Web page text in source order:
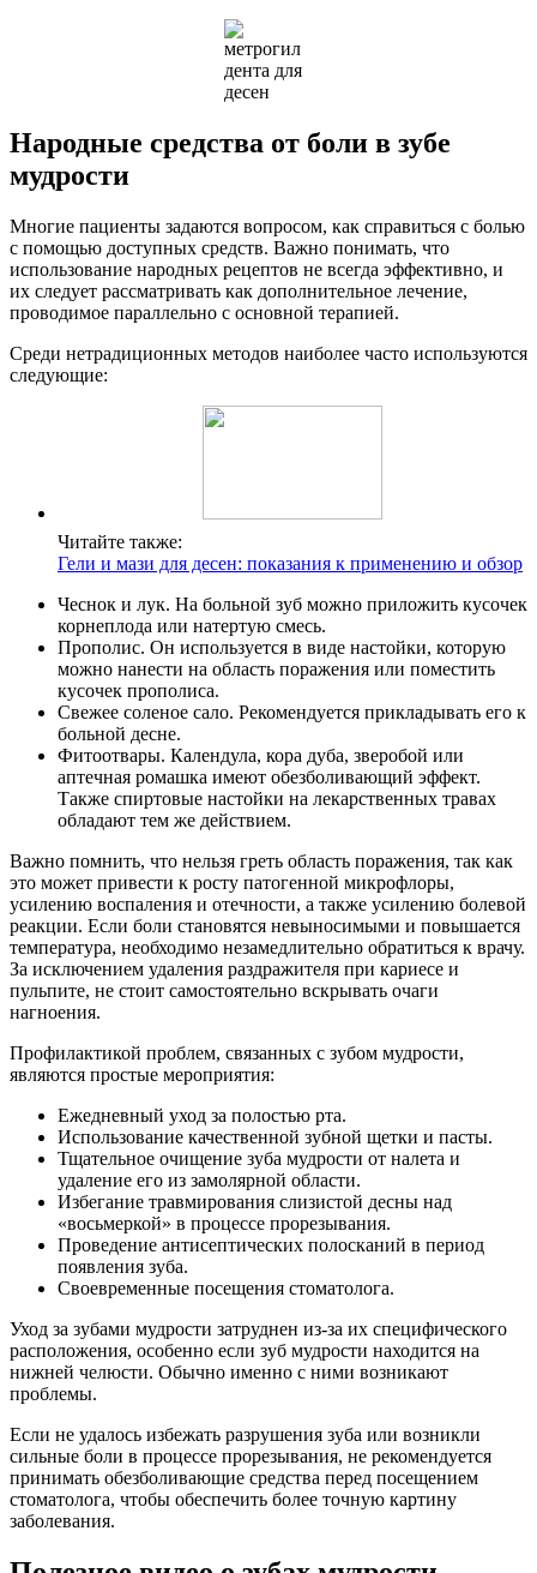
Народные средства от боли в зубе
мудрости
Многие пациенты задаются вопросом, как справиться с болью
с помощью доступных средств. Важно понимать, что
использование народных рецептов не всегда эффективно, и
их следует рассматривать как дополнительное лечение,
проводимое параллельно с основной терапией.
Среди нетрадиционных методов наиболее часто используются
следующие:
Читайте также:
Гели и мази для десен: показания к применению и обзор
Чеснок и лук. На больной зуб можно приложить кусочек
корнеплода или натертую смесь.
Прополис. Он используется в виде настойки, которую
можно нанести на область поражения или поместить
кусочек прополиса.
Свежее соленое сало. Рекомендуется прикладывать его к
больной десне.
Фитоотвары. Календула, кора дуба, зверобой или
аптечная ромашка имеют обезболивающий эффект.
Также спиртовые настойки на лекарственных травах
обладают тем же действием.
Важно помнить, что нельзя греть область поражения, так как
это может привести к росту патогенной микрофлоры,
усилению воспаления и отечности, а также усилению болевой
реакции. Если боли становятся невыносимыми и повышается
температура, необходимо незамедлительно обратиться к врачу.
За исключением удаления раздражителя при кариесе и
пульпите, не стоит самостоятельно вскрывать очаги
нагноения.
Профилактикой проблем, связанных с зубом мудрости,
являются простые мероприятия:
Ежедневный уход за полостью рта.
Использование качественной зубной щетки и пасты.
Тщательное очищение зуба мудрости от налета и
удаление его из замолярной области.
Избегание травмирования слизистой десны над
«восьмеркой» в процессе прорезывания.
Проведение антисептических полосканий в период
появления зуба.
Своевременные посещения стоматолога.
Уход за зубами мудрости затруднен из-за их специфического
расположения, особенно если зуб мудрости находится на
нижней челюсти. Обычно именно с ними возникают
проблемы.
Если не удалось избежать разрушения зуба или возникли
сильные боли в процессе прорезывания, не рекомендуется
принимать обезболивающие средства перед посещением
стоматолога, чтобы обеспечить более точную картину
заболевания.